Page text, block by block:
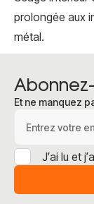
prolongée aux
métal.
Et ne manquez
J’ai lu et